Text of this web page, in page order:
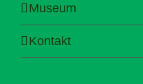
Museum
Kontakt